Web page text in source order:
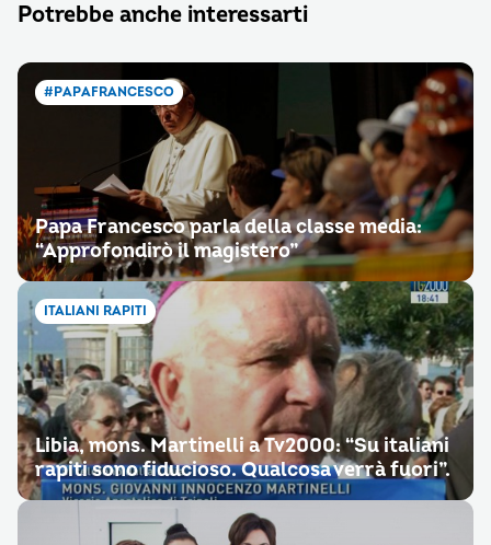
Potrebbe anche interessarti
#PAPAFRANCESCO
Papa Francesco parla della classe media:
“Approfondirò il magistero”
ITALIANI RAPITI
Libia, mons. Martinelli a Tv2000: “Su italiani
rapiti sono fiducioso. Qualcosa verrà fuori”.